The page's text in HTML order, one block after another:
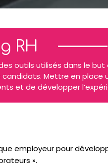
RH
outils utilisés dans le
Mettre en place
et de développer
employeurpour
».